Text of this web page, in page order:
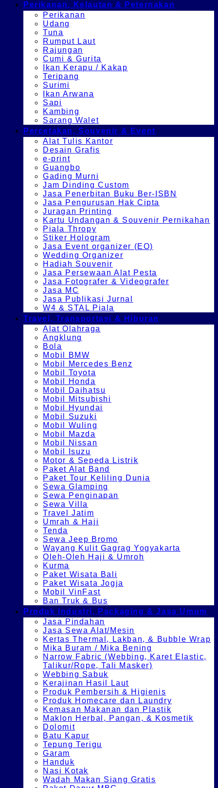
Perikanan, Kelautan & Peternakan
Perikanan
Udang
Tuna
Rumput Laut
Rajungan
Cumi & Gurita
Ikan Kerapu / Kakap
Teripang
Surimi
Ikan Arwana
Sapi
Kambing
Sarang Walet
Percetakan, Souvenir & Event
Alat Tulis Kantor
Desain Grafis
e-print
Guangbo
Gading Murni
Jam Dinding Custom
Jasa Penerbitan Buku Ber-ISBN
Jasa Pengurusan Hak Cipta
Juragan Printing
Kartu Undangan & Souvenir Pernikahan
Piala Thropy
Stiker Hologram
Jasa Event organizer (EO)
Wedding Organizer
Hadiah Souvenir
Jasa Persewaan Alat Pesta
Jasa Fotografer & Videografer
Jasa MC
Jasa Publikasi Jurnal
W4 & STAL Piala
Travel, Transportasi & Hiburan
Alat Olahraga
Angklung
Bola
Mobil BMW
Mobil Mercedes Benz
Mobil Toyota
Mobil Honda
Mobil Daihatsu
Mobil Mitsubishi
Mobil Hyundai
Mobil Suzuki
Mobil Wuling
Mobil Mazda
Mobil Nissan
Mobil Isuzu
Motor & Sepeda Listrik
Paket Alat Band
Paket Tour Keliling Dunia
Sewa Glamping
Sewa Penginapan
Sewa Villa
Travel Jatim
Umrah & Haji
Tenda
Sewa Jeep Bromo
Wayang Kulit Gagrag Yogyakarta
Oleh-Oleh Haji & Umroh
Kurma
Paket Wisata Bali
Paket Wisata Jogja
Mobil VinFast
Ban Truk & Bus
Produk Industri, Packaging & Jasa Umum
Jasa Pindahan
Jasa Sewa Alat/Mesin
Kertas Thermal, Lakban, & Bubble Wrap
Mika Buram / Mika Bening
Narrow Fabric (Webbing, Karet Elastic,
Talikur/Rope, Tali Masker)
Webbing Sabuk
Kerajinan Hasil Laut
Produk Pembersih & Higienis
Produk Homecare dan Laundry
Kemasan Makanan dan Plastik
Maklon Herbal, Pangan, & Kosmetik
Dolomit
Batu Kapur
Tepung Terigu
Garam
Handuk
Nasi Kotak
Wadah Makan Siang Gratis